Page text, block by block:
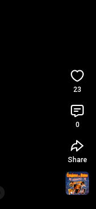
23
0
Share